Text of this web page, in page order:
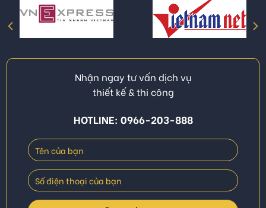
Nhận ngay tư vấn dịch vụ
thiết kế & thi công
HOTLINE: 0966-203-888